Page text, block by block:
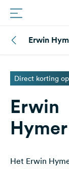
Campings
Magazine
Partners
Registreren
Erwin
Direct korting
Erwin
Het Erwin